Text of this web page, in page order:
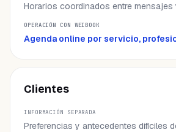
Horarios coordinados entre mensajes
Agenda online por servicio,
Clientes
Preferencias y antecedentes difíciles